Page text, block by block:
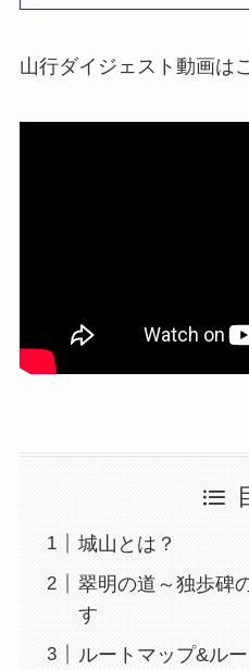
山行ダイジェスト動画は
城山とは？
翠明の道～独歩碑
す
ルートマップ&ル